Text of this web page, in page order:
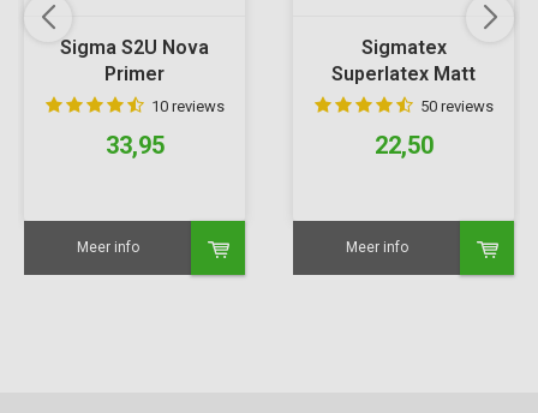
Sigma S2U Nova
Primer
10 reviews
33,95
Meer info
Sigmatex
Superlatex Matt
50 reviews
22,50
Meer info